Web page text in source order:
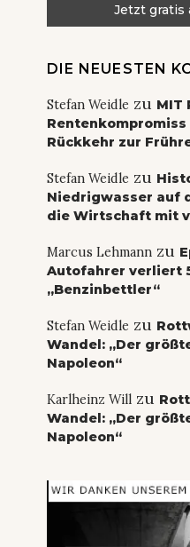
DIE NEUESTEN
Stefan Weidle zu MIT
Rentenkompromiss
Rückkehr zur
Stefan Weidle zu
Niedrigwasser auf
die Wirtschaft mit
Marcus Lehmannzu
Autofahrer verliert
„Benzinbettler“
Stefan Weidle zu
Wandel: „Der
Napoleon“
Karlheinz Willzu
Wandel: „Der
Napoleon“